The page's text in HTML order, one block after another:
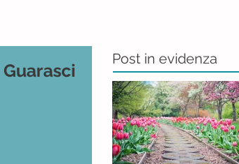
Post in evidenza